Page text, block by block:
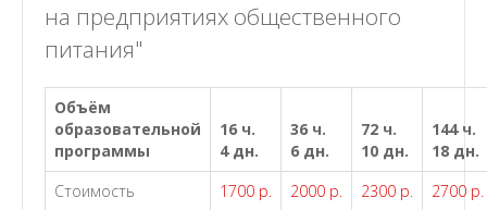
на предприятиях общественного
питания"
Объём
образовательной
программы
16 ч.
4 дн.
36 ч.
6 дн.
72 ч.
10 дн.
144 ч.
18 дн.
Стоимость
1700 р. 2000 р. 2300 р. 2700 р.